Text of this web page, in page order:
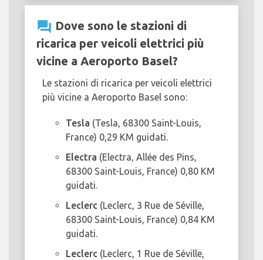
question_answer Dove sono le stazioni di
ricarica per veicoli elettrici più
vicine a Aeroporto Basel?
Le stazioni di ricarica per veicoli elettrici
più vicine a Aeroporto Basel sono:
Tesla (Tesla, 68300 Saint-Louis,
France) 0,29 KM guidati.
Electra (Electra, Allée des Pins,
68300 Saint-Louis, France) 0,80 KM
guidati.
Leclerc (Leclerc, 3 Rue de Séville,
68300 Saint-Louis, France) 0,84 KM
guidati.
Leclerc (Leclerc, 1 Rue de Séville,